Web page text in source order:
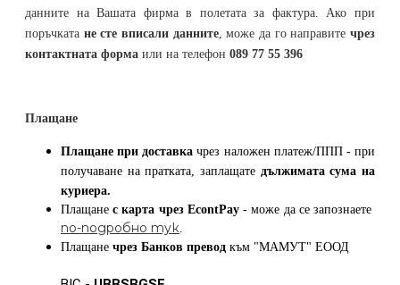
данните на Вашата фирма в полетата за фактура. Ако при
поръчката не сте вписали данните, може да го направитечрез
контактната форма или на телефон 089 77 55 396
Плащане
Плащане при доставка чрез наложен платеж/ППП - при
получаване на пратката, заплащате дължимата сума на
куриера.
Плащанес карта чрез EcontPay- може да се запознаете
по-подробно тук
Плащане чрез Банков превод към "МАМУТ" ЕООД